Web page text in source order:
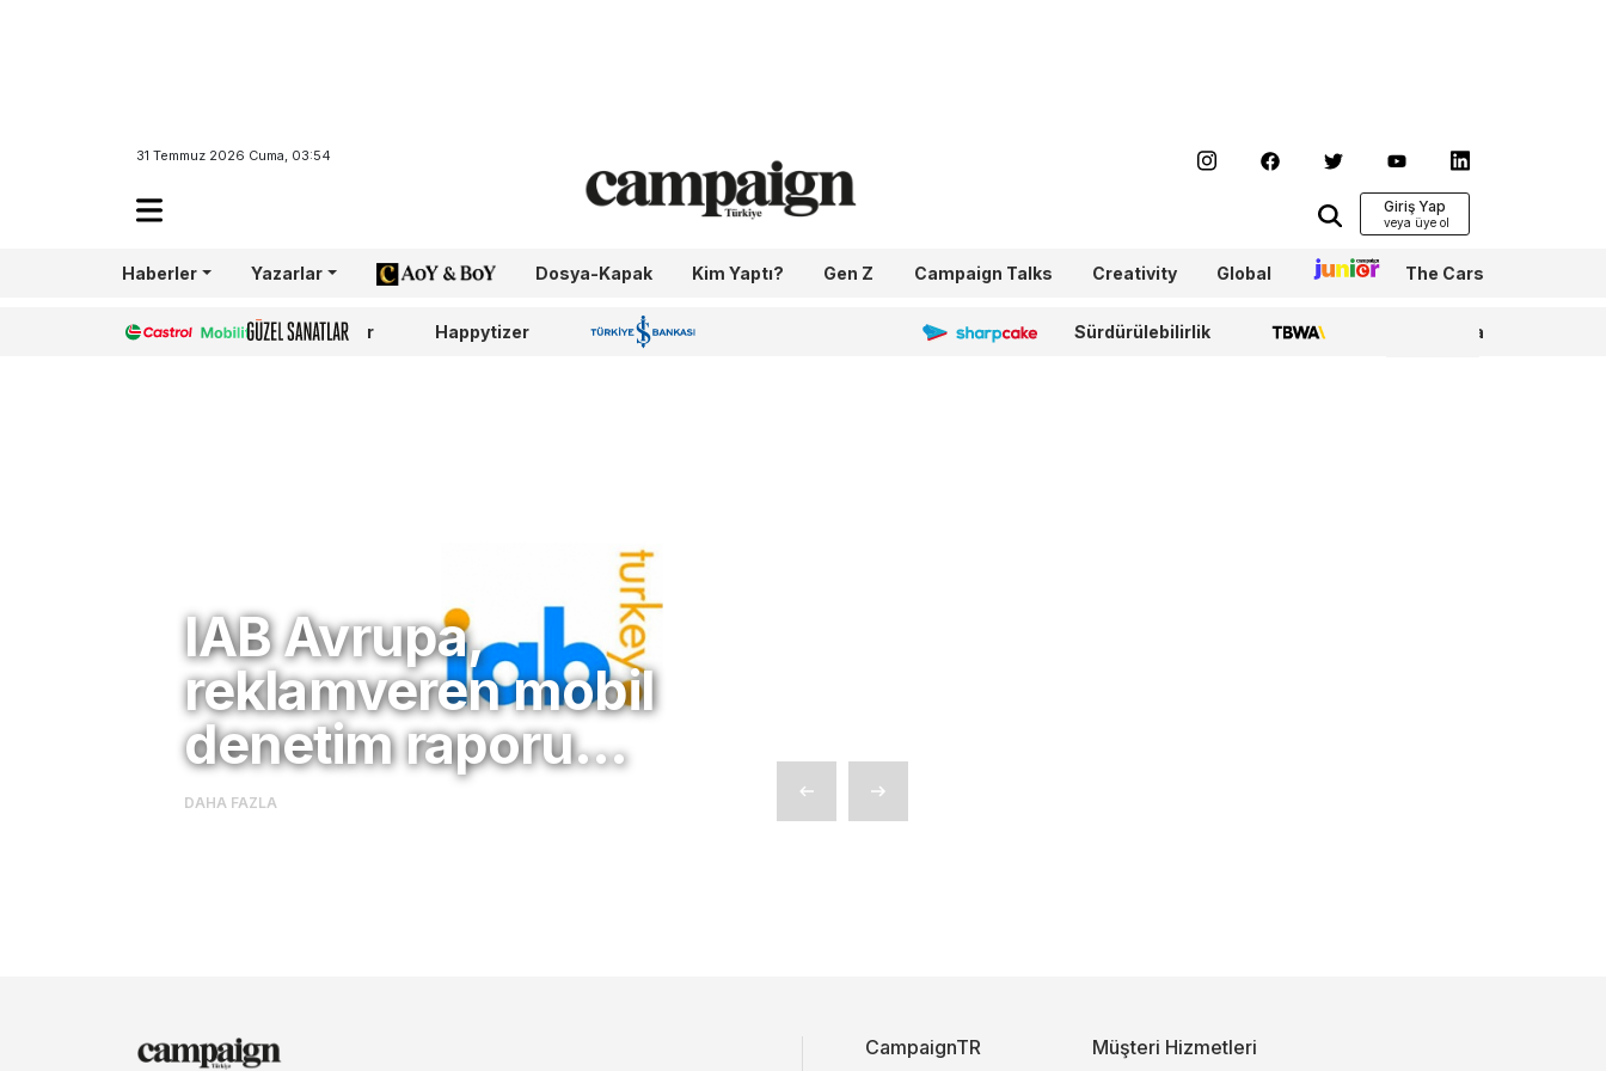
31 Temmuz 2026 Cuma, 03:54
Giriş Yap
Haberler Yazarlar AoY/BoY Dosya-Kapak Kim Yaptı? Gen Z Campaign Talks Creativity Global Junior The Cars
Castrol Güzel Sanatlar Happytizer İş Bankası 100.Yıl Sharpcake Sürdürülebilirlik TBWA WPP Media
IAB Avrupa,
reklamveren mobil
denetim raporu…
DAHA FAZLA
CampaignTR Müşteri Hizmetleri